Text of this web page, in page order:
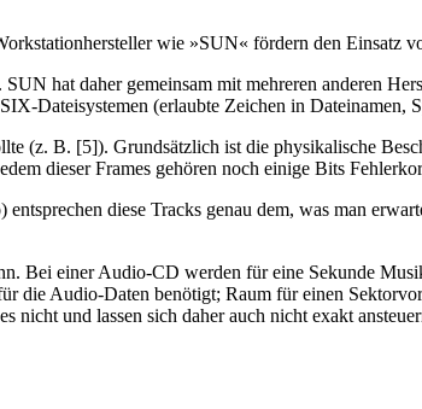
wie »SUN« fördern den Einsatz
hat daher gemeinsam mit mehreren anderen
Dateisystemen (erlaubte Zeichen in Dateinamen,
(z. B. [5]). Grundsätzlich ist die physikalische
dieser Frames gehören noch einige Bits
diese Tracks genau dem, was man
Bei einer Audio-CD werden für eine Sekunde
die Audio-Daten benötigt; Raum für einen
nicht und lassen sich daher auch nicht exakt